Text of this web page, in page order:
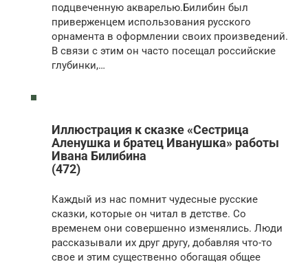
подцвеченную акварелью.Билибин был
приверженцем использования русского
орнамента в оформлении своих произведений.
В связи с этим он часто посещал российские
глубинки,…
Иллюстрация к сказке «Сестрица
Аленушка и братец Иванушка» работы
Ивана Билибина
(472)
Каждый из нас помнит чудесные русские
сказки, которые он читал в детстве. Со
временем они совершенно изменялись. Люди
рассказывали их друг другу, добавляя что-то
свое и этим существенно обогащая общее